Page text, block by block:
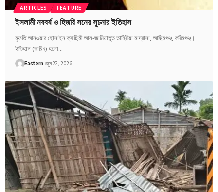
ARTICLES FEATURE
ইসলামী নববর্ষ ও হিজরি সনের সূচনার ইতিহাস
মুফতি আনওয়ার হোসাইন ক্বাছিমী আল-জামিয়াতুত তাহিরীয়া মাদ্রাসা, আছিমগঞ্জ, করিমগঞ্জ।
ইতিহাস (তারিখ) হলো…
Eastern জুন 22, 2026